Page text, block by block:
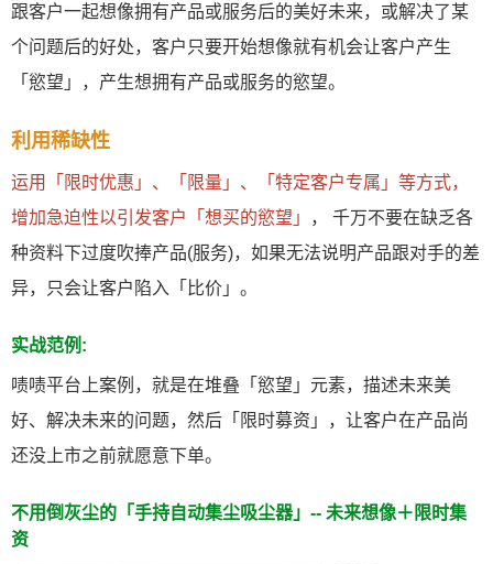
跟客户一起想像拥有产品或服务后的美好未来，或解决了某
个问题后的好处，客户只要开始想像就有机会让客户产生
「慾望」，产生想拥有产品或服务的慾望。
利用稀缺性
运用「限时优惠」、「限量」、「特定客户专属」等方式，
增加急迫性以引发客户「想买的慾望」
， 千万不要在缺乏各
种资料下过度吹捧产品(服务)，如果无法说明产品跟对手的差
异，只会让客户陷入「比价」。
实战范例:
啧啧平台上案例，就是在堆叠「慾望」元素，描述未来美
好、解决未来的问题，然后「限时募资」，让客户在产品尚
还没上市之前就愿意下单。
不用倒灰尘的「手持自动集尘吸尘器」-- 未来想像＋限时集
资